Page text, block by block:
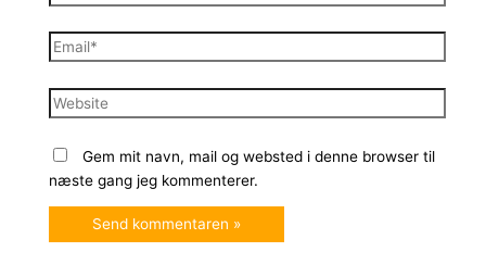
Email*
Website
Gem mit navn, mail og websted i denne browser til
næste gang jeg kommenterer.